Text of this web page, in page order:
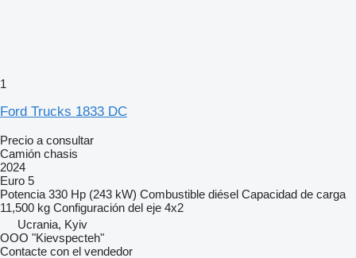
1
Ford Trucks 1833 DC
Precio a consultar
Camión chasis
2024
Euro 5
Potencia 330 Hp (243 kW) Combustible diésel Capacidad de carga
11,500 kg Configuración del eje 4x2
Ucrania, Kyiv
OOO "Kievspecteh"
Contacte con el vendedor